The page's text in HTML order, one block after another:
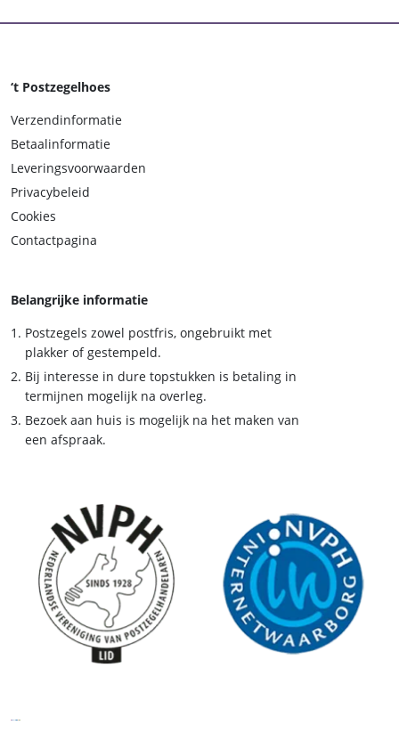
‘t Postzegelhoes
Verzendinformatie
Betaalinformatie
Leveringsvoorwaarden
Privacybeleid
Cookies
Contactpagina
Belangrijke informatie
Postzegels zowel postfris, ongebruikt met
plakker of gestempeld.
Bij interesse in dure topstukken is betaling in
termijnen mogelijk na overleg.
Bezoek aan huis is mogelijk na het maken van
een afspraak.